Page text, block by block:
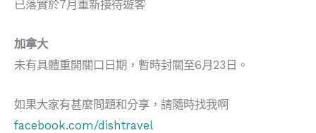
已落實於7月重新接待遊客
加拿大
未有具體重開關口日期，暫時封關至6月23日。
如果大家有甚麼問題和分享，請隨時找我啊
facebook.com/dishtravel